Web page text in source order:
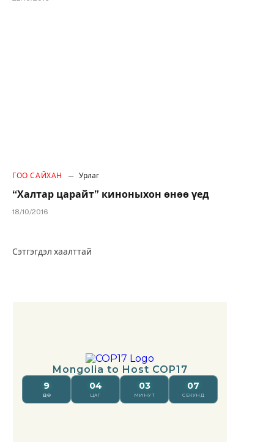
ГОО САЙХАН Урлаг
“Халтар царайт” киноныхон өнөө үед
18/10/2016
Сэтгэгдэл хаалттай